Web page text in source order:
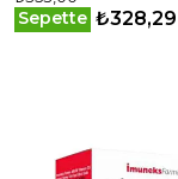
Sepette ₺328,29